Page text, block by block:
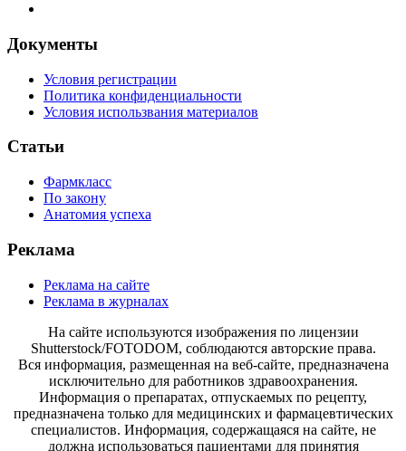
Документы
Условия регистрации
Политика конфиденциальности
Условия использвания материалов
Статьи
Фармкласс
По закону
Анатомия успеха
Реклама
Реклама на сайте
Реклама в журналах
На сайте используются изображения по лицензии
Shutterstock/FOTODOM, соблюдаются авторские права.
Вся информация, размещенная на веб-сайте, предназначена
исключительно для работников здравоохранения.
Информация о препаратах, отпускаемых по рецепту,
предназначена только для медицинских и фармацевтических
специалистов. Информация, содержащаяся на сайте, не
должна использоваться пациентами для принятия